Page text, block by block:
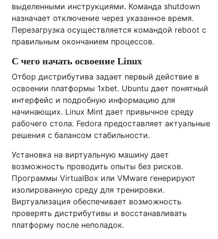
выделенными инструкциями. Команда shutdown
назначает отключение через указанное время.
Перезагрузка осуществляется командой reboot с
правильным окончанием процессов.
С чего начать освоение Linux
Отбор дистрибутива задает первый действие в
освоении платформы 1xbet. Ubuntu дает понятный
интерфейс и подробную информацию для
начинающих. Linux Mint дает привычное среду
рабочего стола. Fedora предоставляет актуальные
решения с балансом стабильности.
Установка на виртуальную машину дает
возможность проводить опыты без рисков.
Программы VirtualBox или VMware генерируют
изолированную среду для тренировки.
Виртуализация обеспечивает возможность
проверять дистрибутивы и восстанавливать
платформу после неполадок.